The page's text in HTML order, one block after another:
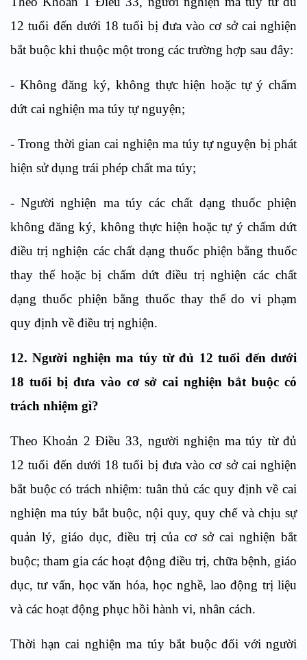
12 tuổi đến dưới 18 tuổi bị đưa vào cơ sở cai nghiện
bắt buộc khi thuộc một trong các trường hợp sau đây:
- Không đăng ký, không thực hiện hoặc tự ý chấm
dứt cai nghiện ma túy tự nguyện;
- Trong thời gian cai nghiện ma túy tự nguyện bị phát
hiện sử dụng trái phép chất ma túy;
- Người nghiện ma túy các chất dạng thuốc phiện
không đăng ký, không thực hiện hoặc tự ý chấm dứt
điều trị nghiện các chất dạng thuốc phiện bằng thuốc
thay thế hoặc bị chấm dứt điều trị nghiện các chất
dạng thuốc phiện bằng thuốc thay thế do vi phạm
quy định về điều trị nghiện.
12. Người nghiện ma túy từ đủ 12 tuổi đến dưới
18 tuổi bị đưa vào cơ sở cai nghiện bắt buộc có
trách nhiệm gì?
Theo Khoản 2 Điều 33, người nghiện ma túy từ đủ
12 tuổi đến dưới 18 tuổi bị đưa vào cơ sở cai nghiện
bắt buộc có trách nhiệm: tuân thủ các quy định về cai
nghiện ma túy bắt buộc, nội quy, quy chế và chịu sự
quản lý, giáo dục, điều trị của cơ sở cai nghiện bắt
buộc; tham gia các hoạt động điều trị, chữa bệnh, giáo
dục, tư vấn, học văn hóa, học nghề, lao động trị liệu
và các hoạt động phục hồi hành vi, nhân cách.
Thời hạn cai nghiện ma túy bắt buộc đối với người